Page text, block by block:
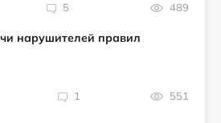
5 489
нарушителей правил
1 551